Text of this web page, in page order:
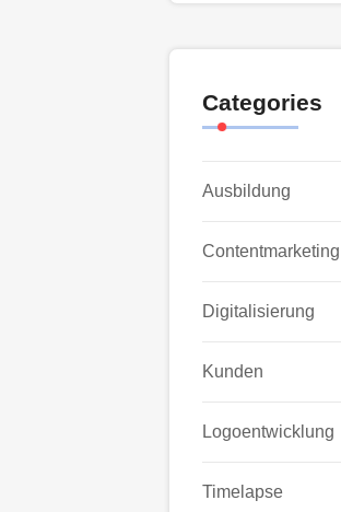
Categories
Ausbildung
Contentmarketing
Digitalisierung
Kunden
Logoentwicklung
Timelapse